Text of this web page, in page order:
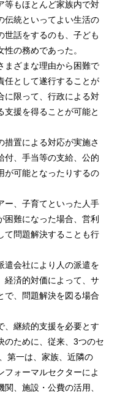
等もほとんど家族内で対
伝統といってよい生活の
世話をするのも、子ども
の務めであった。
まざまな理由から困難で
任として遂行することが
に限って、行政による対
支援を得ることが可能と
措置による対応が実施さ
付、手当等の支給、公的
が可能となったりするの
ー、子育てといった人手
難になった場合、営利
て問題解決することも行
遣会社により人の派遣を
経済的対価によって、サ
で、問題解決を図る場合
、継続的支援を必要とす
のために、従来、3つのセ
第一は、家族、近隣の
フォーマルセクターによ
、施設・公費の活用、